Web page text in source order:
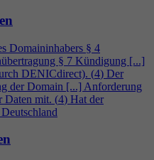
Domaininhabers § 4
§ 7 Kündigung [...]
DENICdirect). (4) Der
der Domain [...] Anforderung
Daten mit. (4) Hat der